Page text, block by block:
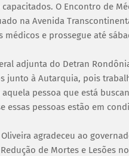
capacitados. O Encontro de
na Avenida
médicos e prossegue até
adjunta do Detran
junto à Autarquia, pois
aquela pessoa que está
essas pessoas estão em
agradeceu ao
de Mortes e Lesões